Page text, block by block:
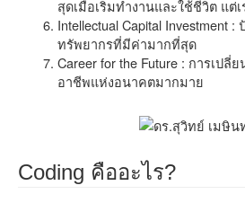
สุดเมื่อเริ่มทำงานและใช้ชีวิต แต่
Intellectual Capital Investment
ทรัพยากรที่มีค่ามากที่สุด
Career for the Future : การเปลี่
อาชีพแห่งอนาคตมากมาย
Coding คืออะไร?